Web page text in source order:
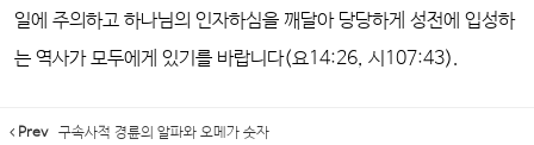
일에 주의하고 하나님의 인자하심을 깨달아 당당하게 성전에 입성하
는 역사가 모두에게 있기를 바랍니다(요14:26, 시107:43).
Prev 구속사적 경륜의 알파와 오메가 숫자